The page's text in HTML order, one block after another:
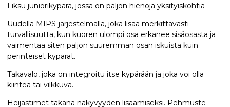
Fiksu juniorikypärä, jossa on paljon hienoja yksityiskohtia
Uudella MIPS-järjestelmällä, joka lisää merkittävästi
turvallisuutta, kun kuoren ulompi osa erkanee sisäosasta ja
vaimentaa siten paljon suuremman osan iskuista kuin
perinteiset kypärät.
Takavalo, joka on integroitu itse kypärään ja joka voi olla
kiinteä tai vilkkuva.
Heijastimet takana näkyvyyden lisäämiseksi. Pehmuste